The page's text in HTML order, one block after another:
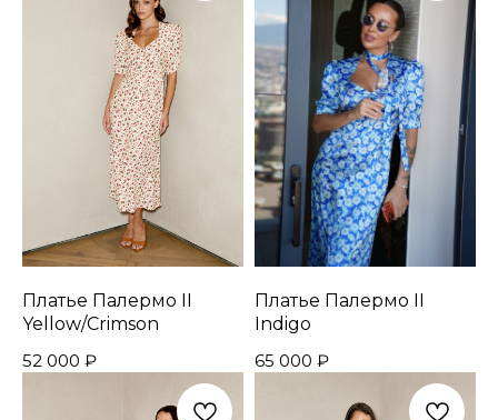
Платье Палермо II
Yellow/Crimson
52 000 ₽
Платье Палермо II
Indigo
65 000 ₽